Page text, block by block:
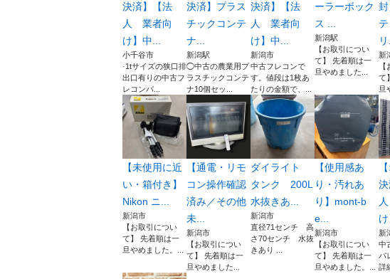
決済】【法
人 業者向
け】中...
小千谷市
·1tサイズの狭口排
出口有りの中古フ
レコンバ...
決済】プラス
チックコンテ
ナ...
新潟駅
◯中古の農業用プ
ラスチックコンテ
ナ10個セッ...
決済】【法
人 業者向
け】中...
新潟市
中古フレコンで
す。値段は1枚あ
たりの金額で、...
ーラーボック
ス ...
新潟駅
【お取引につい
て】 先着順は一
旦やめました...
新
て
旦
【未使用に近
い・箱付き】
Nikon ニ...
新潟市
【お取引につい
て】 先着順は一
旦やめました。...
【通電・リモ
コン操作確認
済み／その他
未...
新潟市
【お取引につい
て】 先着順は一
旦やめました...
ダイライト
タンク 200L
水抜きあ...
新潟市
直径71センチ 高
さ70センチ 水抜
きあり ...
【使用感あ
り・汚れあ
り】mont-b
e...
新潟市
【お取引につい
て】 先着順は一
旦やめました。...
新
中
パ
詳